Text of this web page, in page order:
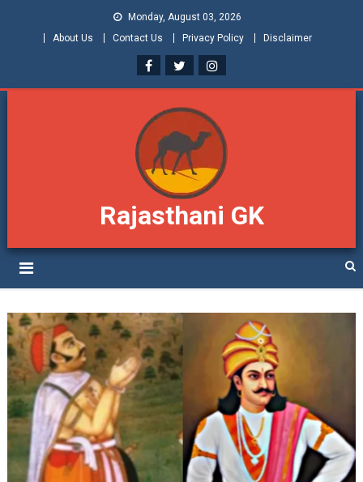
Monday, August 03, 2026
About Us
Contact Us Privacy Policy Disclaimer
Rajasthani GK